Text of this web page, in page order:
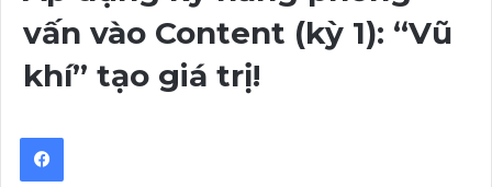
vấn vào Content (kỳ 1): “Vũ
khí” tạo giá trị!